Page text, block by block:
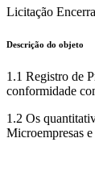
Licitação
Descrição do objeto
1.1 Registro de
conformidade
1.2 Os
Microempresas